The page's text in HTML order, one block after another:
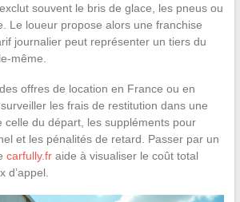
souvent le bris de glace, les pneus ou
Le loueur propose alors une franchise
journalier peut représenter un tiers du
même.
offres de location en France ou en
les frais de restitution dans une
celle du départ, les suppléments pour
et les pénalités de retard. Passer par un
carfully.fraide à visualiser le coût total
d’appel.